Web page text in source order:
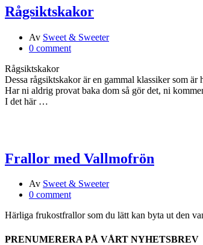
Rågsiktskakor
Av Sweet & Sweeter
0 comment
Rågsiktskakor
Dessa rågsiktskakor är en gammal klassiker som är
Har ni aldrig provat baka dom så gör det, ni
I det här …
Frallor med Vallmofrön
Av Sweet & Sweeter
0 comment
Härliga frukostfrallor som du lätt kan byta ut den
PRENUMERERA PÅ VÅRT NYHETSBREV